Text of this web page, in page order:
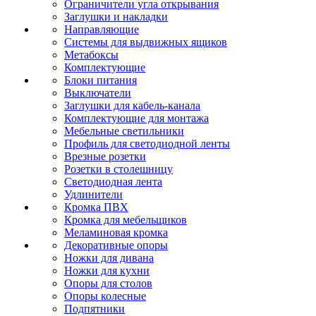
Ограничители угла открывания
Заглушки и накладки
Направляющие
Системы для выдвижных ящиков
Метабоксы
Комплектующие
Блоки питания
Выключатели
Заглушки для кабель-канала
Комплектующие для монтажа
Мебельные светильники
Профиль для светодиодной ленты
Врезные розетки
Розетки в столешницу
Светодиодная лента
Удлинители
Кромка ПВХ
Кромка для мебельщиков
Меламиновая кромка
Декоративные опоры
Ножки для дивана
Ножки для кухни
Опоры для столов
Опоры колесные
Подпятники